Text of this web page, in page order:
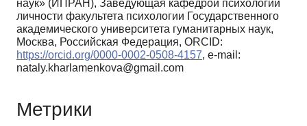
наук» (ИПРАН), Заведующая кафедрой психологии
личности факультета психологии Государственного
академического университета гуманитарных наук,
Москва, Российская Федерация, ORCID:
https://orcid.org/0000-0002-0508-4157, e-mail:
nataly.kharlamenkova@gmail.com
Метрики